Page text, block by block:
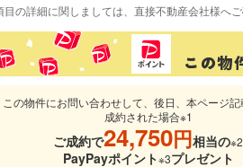
目の詳細に関しましては、直接不動産会社様へご
この物件にお問い合わせして、後日、本ページ
成約された場合※1
ご成約で24,750円相当の※2
PayPayポイント※3プレゼント